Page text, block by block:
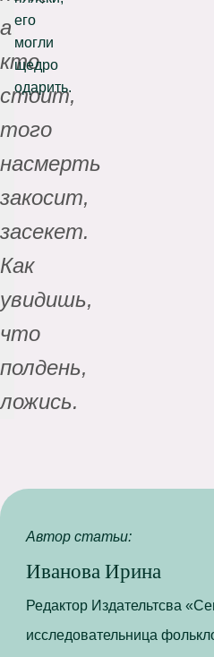
а
кто
стоит,
того
насмерть
закосит,
засекет.
Как
увидишь,
что
полдень,
ложись.
его
могли
щедро
одарить.
Автор статьи:
Иванова Ирина
Редактор Издательтсва
исследовательница